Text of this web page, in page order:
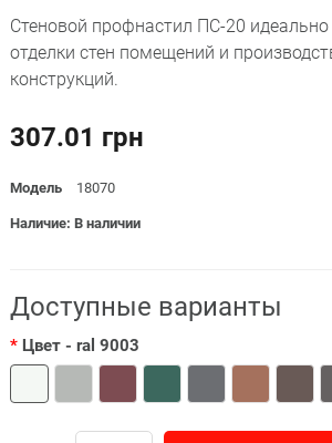
Стеновой профнастил ПС-20 идеально
отделки стен помещений и
конструкций.
307.01 грн
Модель 18070
Наличие: В наличии
Доступные варианты
Цвет - ral 9003